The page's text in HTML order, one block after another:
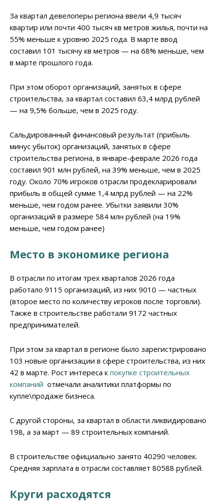
За квартал девелоперы региона ввели 4,9 тысяч
квартир или почти 400 тысяч кв метров жилья, почти на
55% меньше к уровню 2025 года. В марте ввод
составил 101 тысячу кв метров — на 68% меньше, чем
в марте прошлого года.
При этом оборот организаций, занятых в сфере
строительства, за квартал составил 63,4 млрд рублей
— на 9,5% больше, чем в 2025 году.
Сальдированный финансовый результат (прибыль
минус убыток) организаций, занятых в сфере
строительства региона, в январе-феврале 2026 года
составил 901 млн рублей, на 39% меньше, чем в 2025
году. Около 70% игроков отрасли продекларировали
прибыль в общей сумме 1,4 млрд рублей — на 22%
меньше, чем годом ранее. Убытки заявили 30%
организаций в размере 584 млн рублей (на 19%
меньше, чем годом ранее)
Место в экономике региона
В отрасли по итогам трех кварталов 2026 года
работало 9115 организаций, из них 9010 — частных
(второе место по количеству игроков после торговли).
Также в строительстве работали 9172 частных
предпринимателей.
При этом за квартал в регионе было зарегистрировано
103 новые организации в сфере строительства, из них
42 в марте. Рост интереса к покупке строительных
компаний отмечали аналитики платформы по
купле\продаже бизнеса.
С другой стороны, за квартал в области ликвидировано
198, а за март — 89 строительных компаний.
В строительстве официально занято 40290 человек.
Средняя зарплата в отрасли составляет 80588 рублей.
Круги расходятся